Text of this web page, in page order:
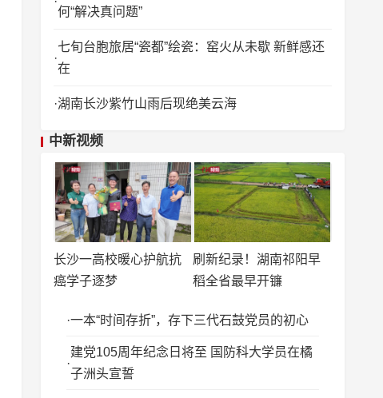
何“解决真问题”
七旬台胞旅居“瓷都”绘瓷：窑火从未歇 新鲜感还
在
湖南长沙紫竹山雨后现绝美云海
中新视频
长沙一高校暖心护航抗
癌学子逐梦
刷新纪录！湖南祁阳早
稻全省最早开镰
一本“时间存折”，存下三代石鼓党员的初心
建党105周年纪念日将至 国防科大学员在橘
子洲头宣誓